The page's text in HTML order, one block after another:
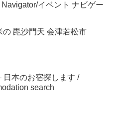
Navigator/イベント ナビゲー
の 毘沙門天 会津若松市
日本のお宿探します /
search